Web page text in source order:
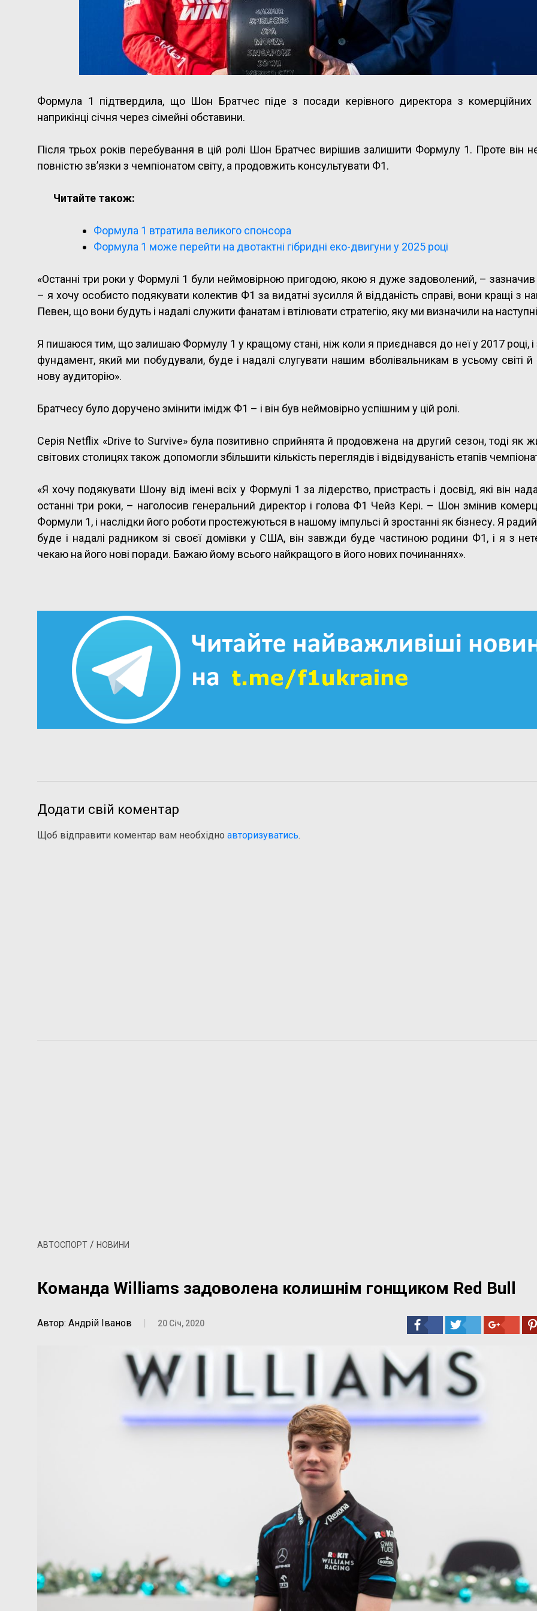
Формула 1 підтвердила, що Шон Братчес піде з посади керівного директора з комерційних
наприкінці січня через сімейні обставини.
Після трьох років перебування в цій ролі Шон Братчес вирішив залишити Формулу 1. Проте він
повністю зв’язки з чемпіонатом світу, а продовжить консультувати Ф1.
Читайте також:
Формула 1 втратила великого спонсора
Формула 1 може перейти на двотактні гібридні еко-двигуни у 2025 році
«Останні три роки у Формулі 1 були неймовірною пригодою, якою я дуже задоволений, – зазначив
– я хочу особисто подякувати колектив Ф1 за видатні зусилля й відданість справі, вони кращі з
Певен, що вони будуть і надалі служити фанатам і втілювати стратегію, яку ми визначили на
Я пишаюся тим, що залишаю Формулу 1 у кращому стані, ніж коли я приєднався до неї у 2017 році,
фундамент, який ми побудували, буде і надалі слугувати нашим вболівальникам в усьому світі й
нову аудиторію».
Братчесу було доручено змінити імідж Ф1 – і він був неймовірно успішним у цій ролі.
Серія Netflix «Drive to Survive» була позитивно сприйнята й продовжена на другий сезон, тоді як
світових столицях також допомогли збільшити кількість переглядів і відвідуваність етапів
«Я хочу подякувати Шону від імені всіх у Формулі 1 за лідерство, пристрасть і досвід, які він
останні три роки, – наголосив генеральний директор і голова Ф1 Чейз Кері. – Шон змінив
Формули 1, і наслідки його роботи простежуються в нашому імпульсі й зростанні як бізнесу. Я
буде і надалі радником зі своєї домівки у США, він завжди буде частиною родини Ф1, і я з
чекаю на його нові поради. Бажаю йому всього найкращого в його нових починаннях».
Додати свій коментар
Щоб відправити коментар вам необхідно авторизуватись.
АВТОСПОРТ / НОВИНИ
Команда Williams задоволена колишнім гонщиком Red Bull
Автор: Андрій Іванов | 20 Січ, 2020